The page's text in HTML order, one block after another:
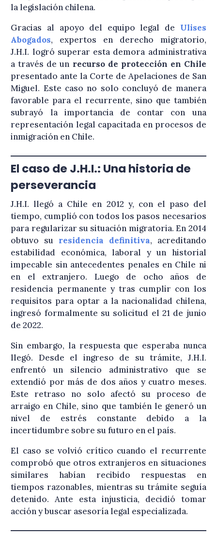
la legislación chilena.
Gracias al apoyo del equipo legal de Ulises
Abogados, expertos en derecho migratorio,
J.H.I. logró superar esta demora administrativa
a través de un recurso de protección en Chile
presentado ante la Corte de Apelaciones de San
Miguel. Este caso no solo concluyó de manera
favorable para el recurrente, sino que también
subrayó la importancia de contar con una
representación legal capacitada en procesos de
inmigración en Chile.
El caso de J.H.I.: Una historia de
perseverancia
J.H.I. llegó a Chile en 2012 y, con el paso del
tiempo, cumplió con todos los pasos necesarios
para regularizar su situación migratoria. En 2014
obtuvo su residencia definitiva, acreditando
estabilidad económica, laboral y un historial
impecable sin antecedentes penales en Chile ni
en el extranjero. Luego de ocho años de
residencia permanente y tras cumplir con los
requisitos para optar a la nacionalidad chilena,
ingresó formalmente su solicitud el 21 de junio
de 2022.
Sin embargo, la respuesta que esperaba nunca
llegó. Desde el ingreso de su trámite, J.H.I.
enfrentó un silencio administrativo que se
extendió por más de dos años y cuatro meses.
Este retraso no solo afectó su proceso de
arraigo en Chile, sino que también le generó un
nivel de estrés constante debido a la
incertidumbre sobre su futuro en el país.
El caso se volvió crítico cuando el recurrente
comprobó que otros extranjeros en situaciones
similares habían recibido respuestas en
tiempos razonables, mientras su trámite seguía
detenido. Ante esta injusticia, decidió tomar
acción y buscar asesoría legal especializada.